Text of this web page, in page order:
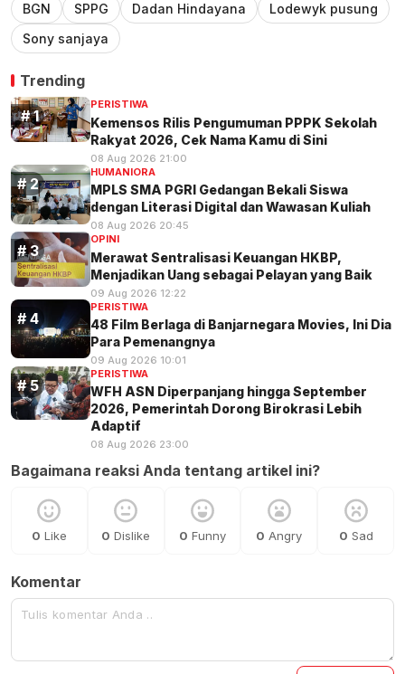
BGN SPPG Dadan Hindayana
Lodewyk pusung
Sony sanjaya
Trending
PERISTIWA
Kemensos Rilis Pengumuman PPPK Sekolah
Rakyat 2026, Cek Nama Kamu di Sini
08 Aug 2026 21:00
HUMANIORA
MPLS SMA PGRI Gedangan Bekali Siswa
dengan Literasi Digital dan Wawasan Kuliah
08 Aug 2026 20:45
OPINI
Merawat Sentralisasi Keuangan HKBP,
Menjadikan Uang sebagai Pelayan yang Baik
09 Aug 2026 12:22
PERISTIWA
48 Film Berlaga di Banjarnegara Movies, Ini Dia
Para Pemenangnya
09 Aug 2026 10:01
PERISTIWA
WFH ASN Diperpanjang hingga September
2026, Pemerintah Dorong Birokrasi Lebih
Adaptif
08 Aug 2026 23:00
Bagaimana reaksi Anda tentang artikel ini?
0 Like 0 Dislike 0 Funny 0 Angry 0 Sad
Komentar